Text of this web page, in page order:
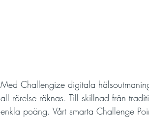
Med Challengize digitala
all rörelse räknas. Till skillnad från
enkla poäng. Vårt smarta Challenge